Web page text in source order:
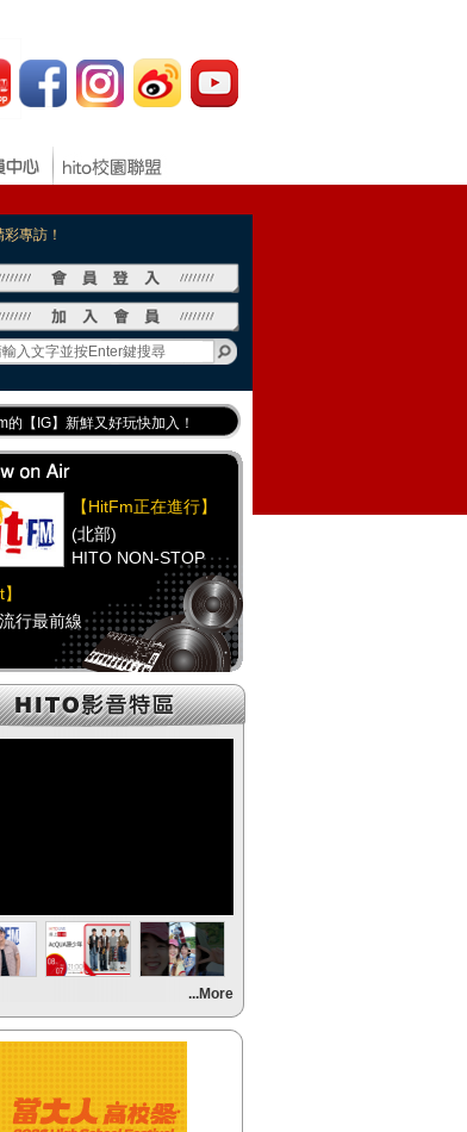
專訪！
的【IG】新鮮又好玩快加入！
【FB臉書粉絲團】等你加入！
《DJ推薦》好音樂千萬別錯過！
報 最新優惠訊息都在這！
【HitFm正在進行】
(北部)
HITO NON-STOP
行最前線
【HitFm正在進行】
(中部)
(南部)
流行最前線
】
(宜蘭)
...More